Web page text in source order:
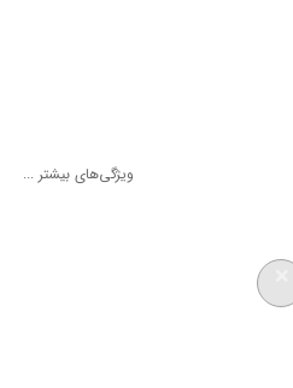
ویژگی‌های بیشتر ...